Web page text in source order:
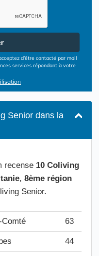
d’être contacté par mail
services répondant à votre
Senior dans la
recense 10 Coliving
, 8ème région
Senior.
Comté 63
44